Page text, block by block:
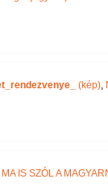
(kép),
MA IS SZÓL A